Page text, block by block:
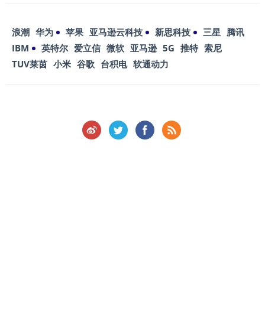
浪潮 华为 苹果 亚马逊云科技 新思科技 三星 腾讯
IBM
英特尔 爱立信 微软 亚马逊 5G 推特 索尼
TUV莱茵 小米 谷歌 台积电 软通动力